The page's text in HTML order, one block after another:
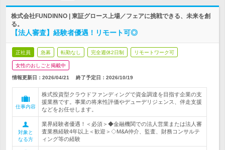
株式会社FUNDINNO | 東証グロース上場／フェアに挑戦できる、未来を創
る。
【法人審査】経験者優遇！リモート可◎
正社員 急募 転勤なし 完全週休2日制 リモートワーク可
女性のおしごと掲載中
情報更新日：2026/04/21 終了予定日： 2026/10/19
仕事内容
株式投資型クラウドファンディングで資金調達を目指す企業の支
援業務です。事業の将来性評価やデューデリジェンス、伴走支援
などをお任せします。
対象と
なる方
業界経験者優遇！＜必須＞◆金融機関での法人営業または法人審
査業務経験4年以上＜歓迎＞◇M&A仲介、監査、財務コンサルテ
ィング等の経験